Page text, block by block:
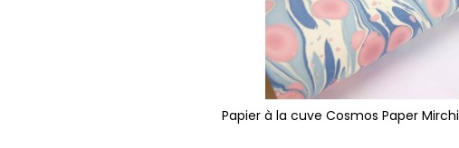
Papier à la cuve Cosmos Paper Mirchi